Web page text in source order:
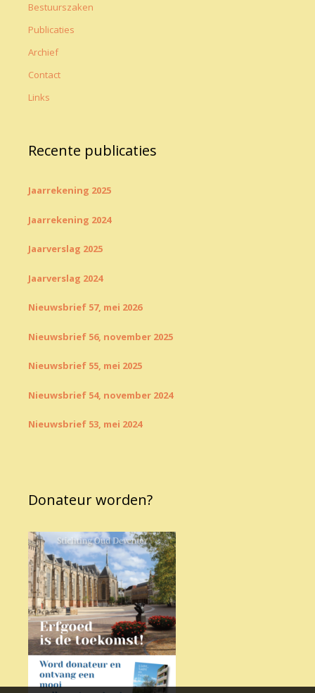
Bestuurszaken
Publicaties
Archief
Contact
Links
Recente publicaties
Jaarrekening 2025
Jaarrekening 2024
Jaarverslag 2025
Jaarverslag 2024
Nieuwsbrief 57, mei 2026
Nieuwsbrief 56, november 2025
Nieuwsbrief 55, mei 2025
Nieuwsbrief 54, november 2024
Nieuwsbrief 53, mei 2024
Donateur worden?